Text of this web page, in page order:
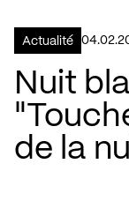
Actualité
Nuit
de la